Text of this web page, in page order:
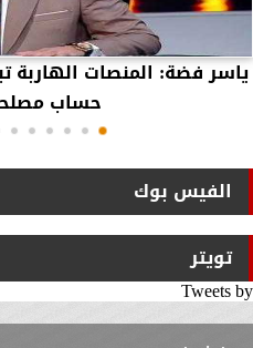
ياسر فضة: المنصات
حساب
الفيس بوك
تويتر
Tweets by